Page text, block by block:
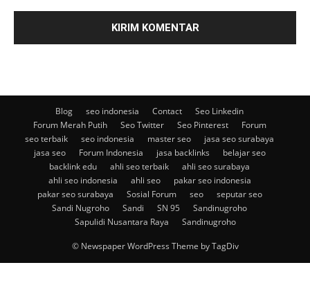
Blog seo indonesia Contact
Seo Linkedin
Forum Merah Putih
Seo Twitter Seo Pinterest
Forum
seo terbaik
seo indonesia master seo
jasa seo surabaya
jasa seo
Forum Indonesia jasa backlinks
belajar seo
backlink edu
ahli seo terbaik
ahli seo surabaya
ahli seo indonesia
ahli seo
pakar seo indonesia
pakar seo surabaya
Sosial Forum seo
seputar seo
Sandi Nugroho
Sandi SN 95
Sandinugroho
Sapulidi Nusantara Raya
Sandinugroho
© Newspaper WordPress Theme by TagDiv